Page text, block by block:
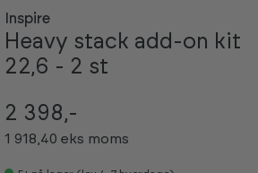
Inspire
Heavy stack add-on kit
22,6 - 2 st
2 398,-
1 918,40 eks moms